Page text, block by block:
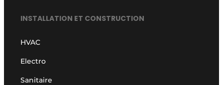
INSTALLATION ET CONSTRUCTION
HVAC
Electro
Sanitaire